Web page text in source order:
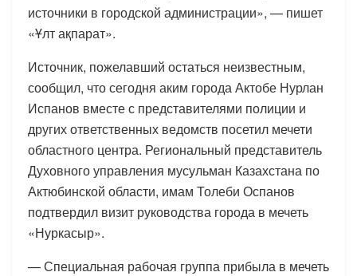
источники в городской администрации», — пишет
«Ұлт ақпарат».
Источник, пожелавший остаться неизвестным,
сообщил, что сегодня аким города Актобе Нурлан
Испанов вместе с представителями полиции и
других ответственных ведомств посетил мечети
областного центра. Региональный представитель
Духовного управления мусульман Казахстана по
Актюбинской области, имам Толеби Оспанов
подтвердил визит руководства города в мечеть
«Нуркасыр».
— Специальная рабочая группа прибыла в мечеть